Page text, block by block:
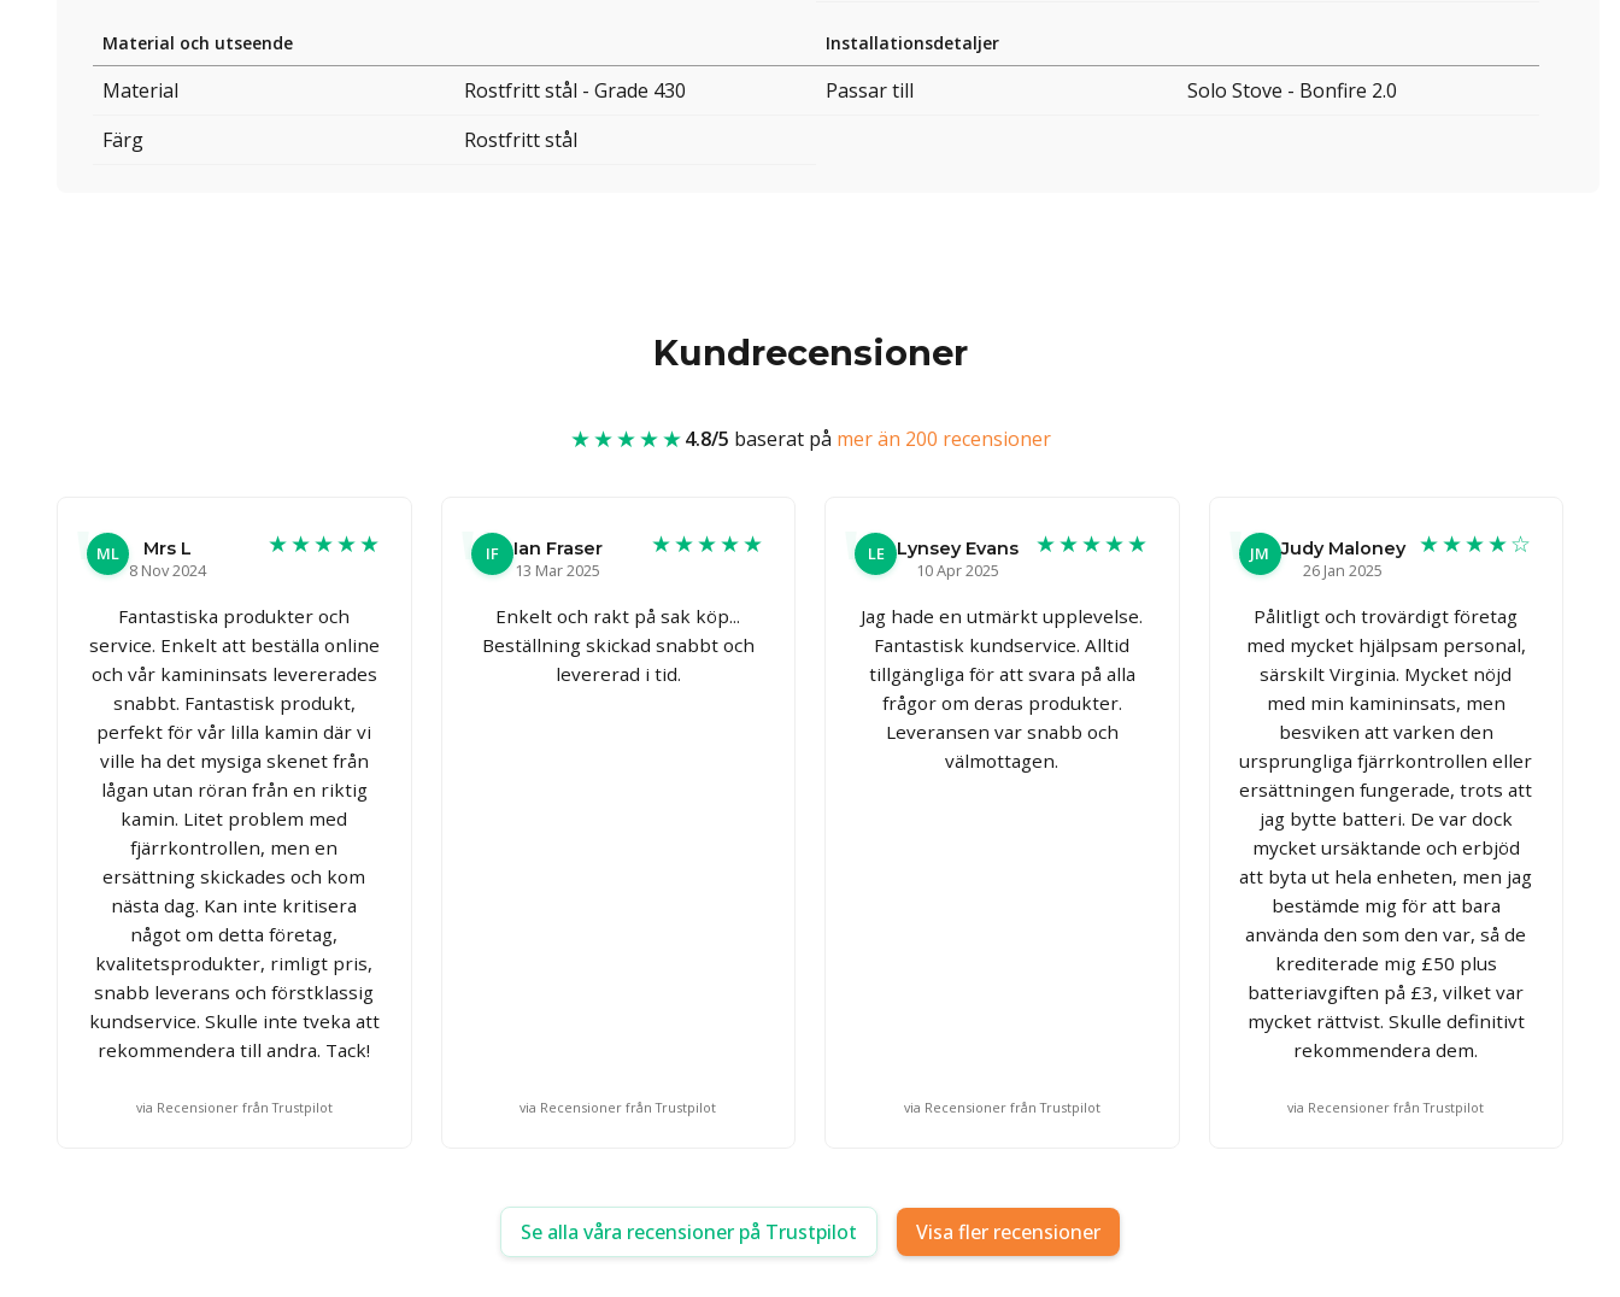
Material och utseende
Material
Rostfritt stål - Grade 430
Färg
Rostfritt stål
Installationsdetaljer
Passar till Solo Stove - Bonfire 2.0
Kundrecensioner
★★★★★4.8/5 baserat på mer än 200 recensioner
ML
Mrs L
8 Nov 2024
★★★★★
Fantastiska produkter och
service. Enkelt att beställa online
och vår kamininsats levererades
snabbt. Fantastisk produkt,
perfekt för vår lilla kamin där vi
ville ha det mysiga skenet från
lågan utan röran från en riktig
kamin. Litet problem med
fjärrkontrollen, men en
ersättning skickades och kom
nästa dag. Kan inte kritisera
något om detta företag,
kvalitetsprodukter, rimligt pris,
snabb leverans och förstklassig
kundservice. Skulle inte tveka att
rekommendera till andra. Tack!
via Recensioner från Trustpilot
IF
Ian Fraser
13 Mar 2025
★★★★★
Enkelt och rakt på sak köp...
Beställning skickad snabbt och
levererad i tid.
via Recensioner från Trustpilot
LE
Lynsey Evans
10 Apr 2025
★★★★★
Jag hade en utmärkt upplevelse.
Fantastisk kundservice. Alltid
tillgängliga för att svara på alla
frågor om deras produkter.
Leveransen var snabb och
välmottagen.
via Recensioner från Trustpilot
JM Judy Maloney
26 Jan 2025
★★★★☆
Pålitligt och trovärdigt företag
med mycket hjälpsam personal,
särskilt Virginia. Mycket nöjd
med min kamininsats, men
besviken att varken den
ursprungliga fjärrkontrollen eller
ersättningen fungerade, trots att
jag bytte batteri. De var dock
mycket ursäktande och erbjöd
att byta ut hela enheten, men jag
bestämde mig för att bara
använda den som den var, så de
krediterade mig £50 plus
batteriavgiften på £3, vilket var
mycket rättvist. Skulle definitivt
rekommendera dem.
via Recensioner från Trustpilot
Se alla våra recensioner på Trustpilot Visa fler recensioner